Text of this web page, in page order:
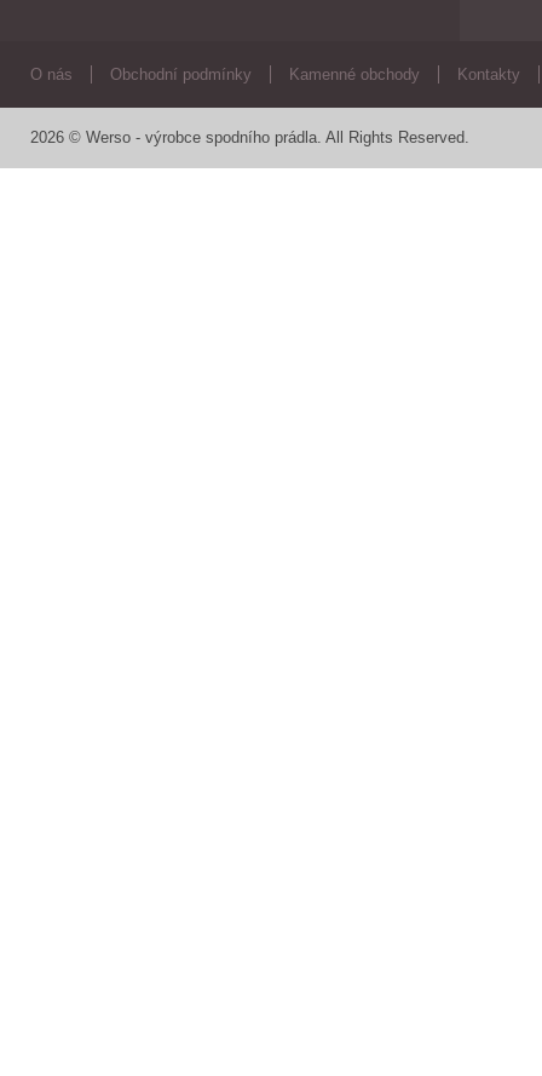
O nás Obchodní podmínky Kamenné obchody Kontakty
2026 © Werso - výrobce spodního prádla. All Rights Reserved.